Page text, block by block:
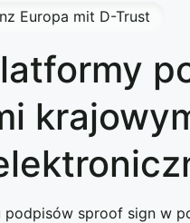
sproof sign w
Europa mit D-Trust